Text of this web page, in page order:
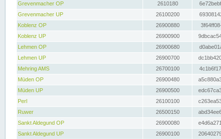
Grevenmacher OP
2610180
Grevenmacher UP
26100200
Koblenz OP
26900880
Koblenz UP
26900900
Lehmen OP
26900680
Lehmen UP
26900700
Mehring AMS
26700100
Müden OP
26900480
Müden UP
26900500
Perl
26100100
Ruwer
26500150
Sankt Aldegund OP
26900080
Sankt Aldegund UP
26900100